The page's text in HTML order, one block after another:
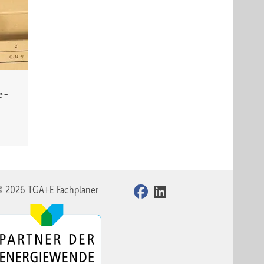
2026 TGA+E Fachplaner